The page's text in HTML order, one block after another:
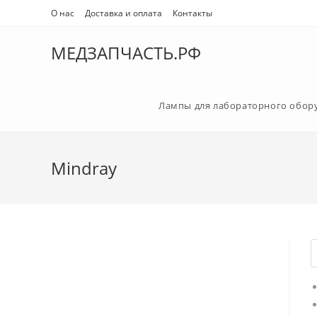
О нас Доставка и оплата Контакты
МЕДЗАПЧАСТЬ.РФ
Лампы для лабораторного
Mindray